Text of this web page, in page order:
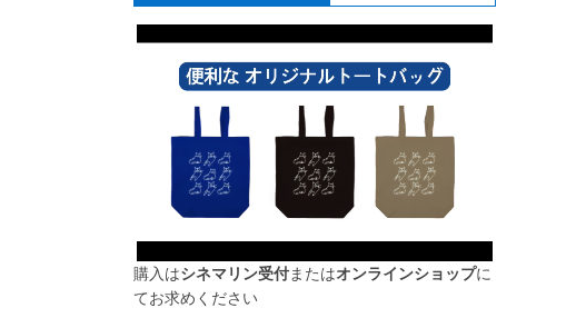
購入はシネマリン受付またはオンラインショップに
てお求めください